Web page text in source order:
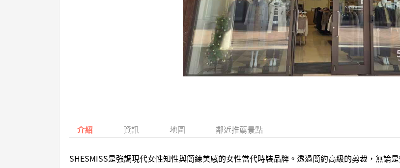
介紹 資訊 地圖 鄰近推薦景點
SHESMISS是強調現代女性知性與簡練美感的女性當代時裝品牌。透過簡約高級的剪裁，無論